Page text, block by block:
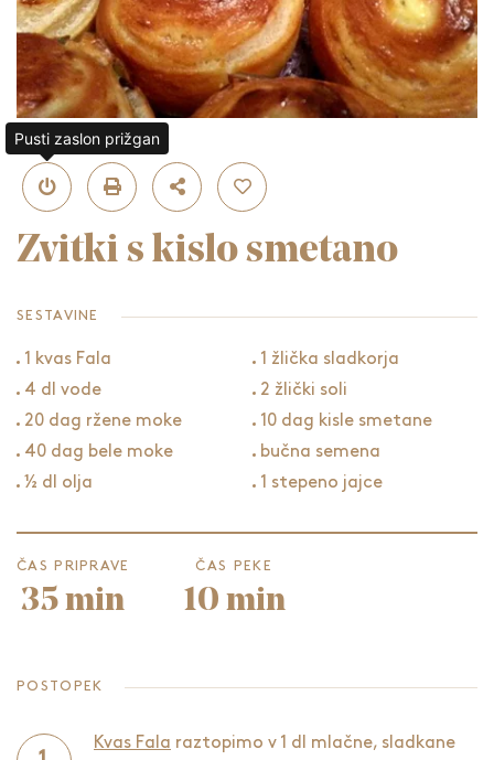
Zvitki s kislo smetano
SESTAVINE
1 kvas Fala
4 dl vode
20 dag ržene moke
40 dag bele moke
½ dl olja
1 žlička sladkorja
2 žlički soli
10 dag kisle smetane
bučna semena
1 stepeno jajce
ČAS PRIPRAVE
35 min
ČAS PEKE
10 min
POSTOPEK
Kvas Fala raztopimo v 1 dl mlačne, sladkane
Pusti zaslon prižgan